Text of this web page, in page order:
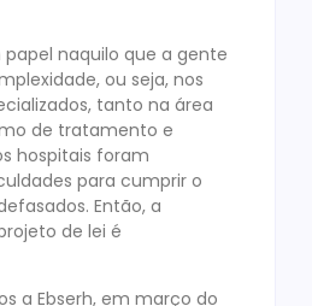
naquilo que a gente
ou seja, nos
tanto na área
de tratamento e
hospitais foram
para cumprir o
Então, a
de lei é
a Ebserh, em março do